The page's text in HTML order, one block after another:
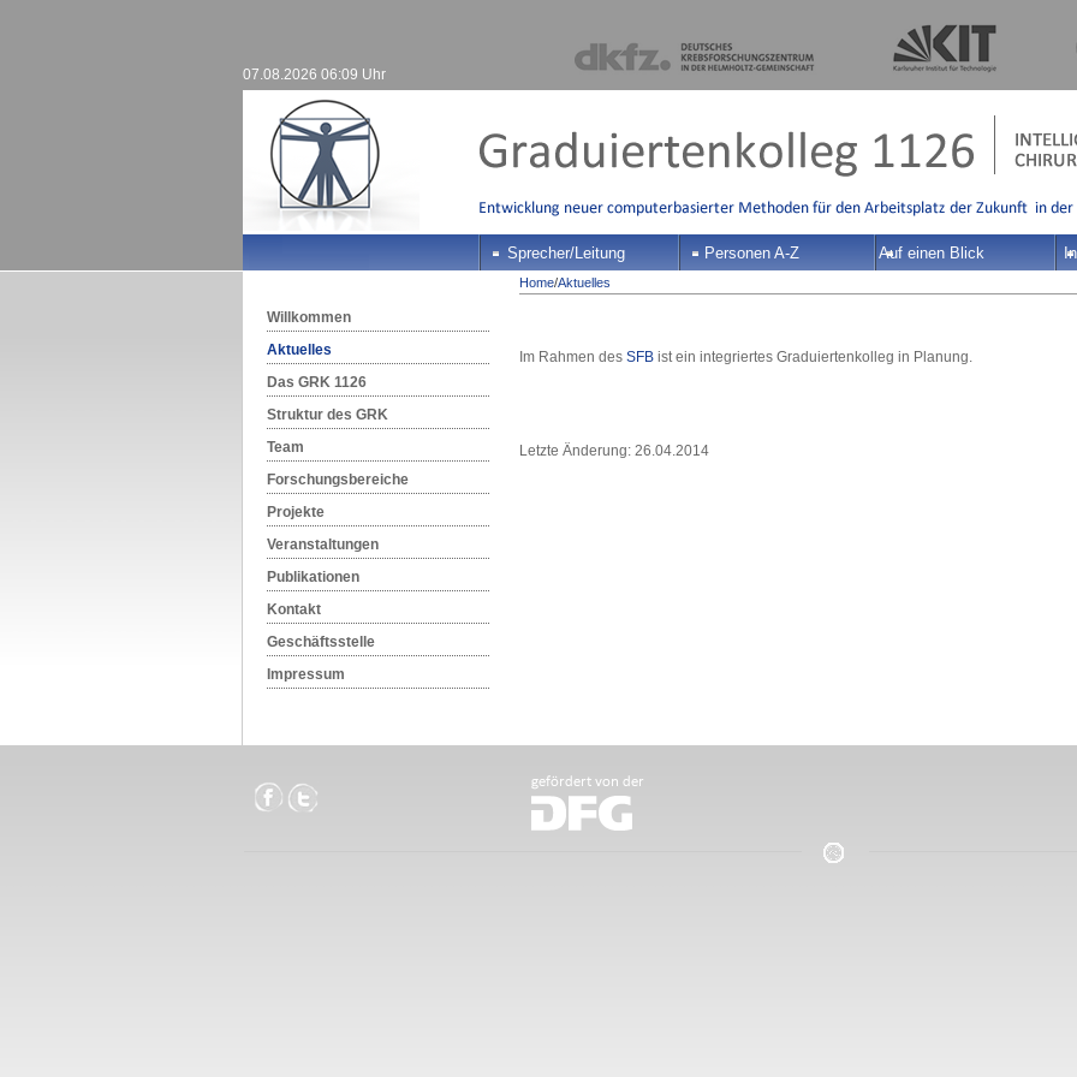
07.08.2026 06:09 Uhr
Sprecher/Leitung Personen A-Z Auf einen Blick
Willkommen
Aktuelles
Das GRK 1126
Struktur des GRK
Team
Forschungsbereiche
Projekte
Veranstaltungen
Publikationen
Kontakt
Geschäftsstelle
Impressum
Home/Aktuelles
Im Rahmen des SFBist ein integriertes Graduiertenkolleg in Planung.
Letzte Änderung: 26.04.2014